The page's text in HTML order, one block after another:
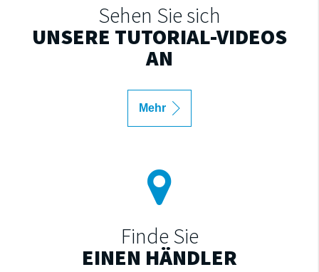
Sehen Sie sich
UNSERE TUTORIAL-VIDEOS
AN
Mehr
Finde Sie
EINEN HÄNDLER